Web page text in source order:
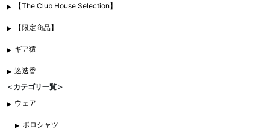
【The Club House Selection】
【限定商品】
ギア猿
迷迭香
＜カテゴリ一覧＞
ウェア
ポロシャツ